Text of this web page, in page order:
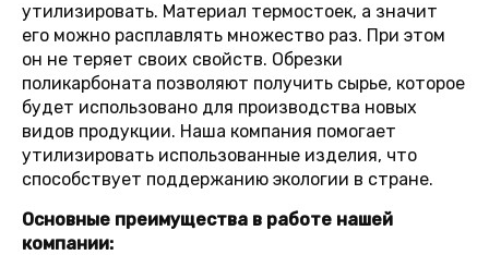
утилизировать. Материал термостоек, а значит
его можно расплавлять множество раз. При этом
он не теряет своих свойств. Обрезки
поликарбоната позволяют получить сырье, которое
будет использовано для производства новых
видов продукции. Наша компания помогает
утилизировать использованные изделия, что
способствует поддержанию экологии в стране.
Основные преимущества в работе нашей
компании: